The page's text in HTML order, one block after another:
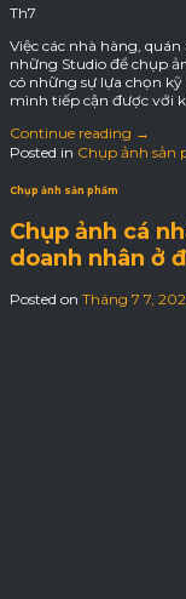
Th7
Việc các nhà hàng,
những Studio để chụp
có những sự lựa chọn
mình tiếp cận được với
Continue reading →
Posted in Chụp ảnh sản
Chụp ảnh sản phẩm
Chụp ảnh cá
doanh nhân ở
Posted on Tháng 7 7,